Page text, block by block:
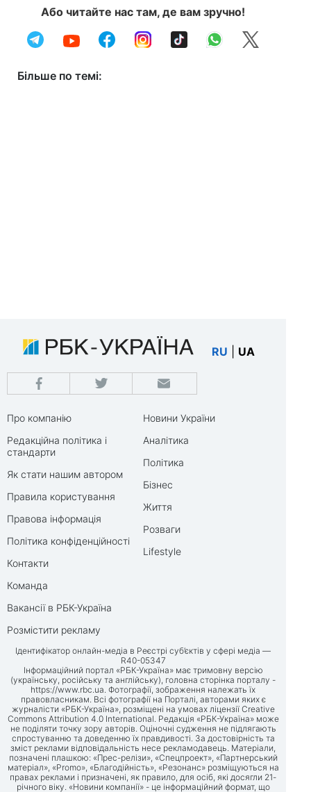
Або читайте нас там, де вам зручно!
Більше по темі:
RU UA
Про компанію
Редакційна політика і
стандарти
Як стати нашим автором
Правила користування
Правова інформація
Політика конфіденційності
Контакти
Команда
Вакансії в РБК-Україна
Розмістити рекламу
Новини України
Аналітика
Політика
Бізнес
Життя
Розваги
Lifestyle
Ідентифікатор онлайн-медіа в Реєстрі суб’єктів у сфері медіа —
R40-05347
Інформаційний портал «РБК-Україна» має тримовну версію
(українську, російську та англійську), головна сторінка порталу -
https://www.rbc.ua. Фотографії, зображення належать їх
правовласникам. Всі фотографії на Порталі, авторами яких є
журналісти «РБК-Україна», розміщені на умовах ліцензії Creative
Commons Attribution 4.0 International. Редакція «РБК-Україна» може
не поділяти точку зору авторів. Оціночні судження не підлягають
спростуванню та доведенню їх правдивості. За достовірність та
зміст реклами відповідальність несе рекламодавець. Матеріали,
позначені плашкою: «Прес-релізи», «Спецпроект», «Партнерський
матеріал», «Promo», «Благодійність», «Резонанс» розміщуються на
правах реклами і призначені, як правило, для осіб, які досягли 21-
річного віку. «Новини компанії» - це інформаційний формат, що